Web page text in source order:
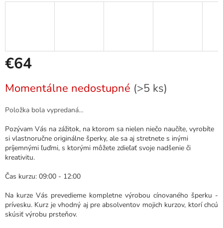
€64
cena:
Momentálne nedostupné (>5 ks)
Položka bola vypredaná…
Pozývam Vás na zážitok, na ktorom sa nielen niečo naučíte, vyrobíte
si vlastnoručne originálne šperky, ale sa aj stretnete s inými
príjemnými ľuďmi, s ktorými môžete zdieľať svoje nadšenie či
kreativitu.
Čas kurzu: 09:00 - 12:00
Na kurze Vás prevedieme kompletne výrobou cínovaného šperku -
prívesku. Kurz je vhodný aj pre absolventov mojich kurzov, ktorí chcú
skúsiť výrobu prsteňov.